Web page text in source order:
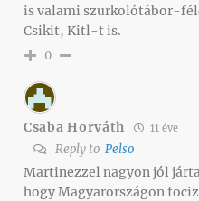
is valami szurkolótábor-
Csikit, Kitl-t is.
0
Csaba Horváth 11 éve
Reply to Pelso
Martinezzel nagyon jól
hogy Magyarországon